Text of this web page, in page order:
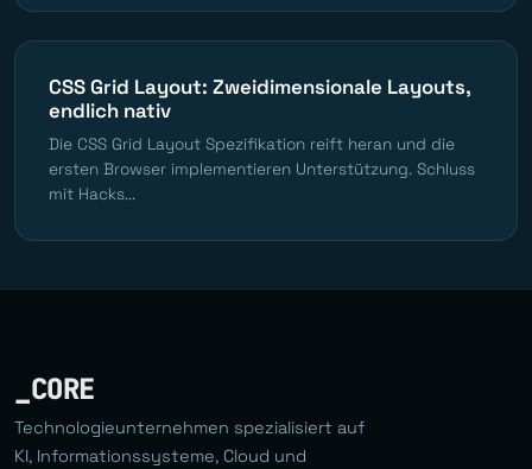
CSS Grid Layout: Zweidimensionale Layouts,
endlich nativ
Die CSS Grid Layout Spezifikation reift heran und die
ersten Browser implementieren Unterstützung. Schluss
mit Hacks...
_CORE
Technologieunternehmen spezialisiert auf
KI, Informationssysteme, Cloud und